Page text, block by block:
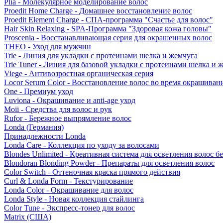
Plia - Молекулярное моделирование волос
Proedit Home Charge - Домашнее восстановление волос
Proedit Element Charge - СПА-программа "Счастье для волос"
Hair Skin Relaxing - SPA-Программа "Здоровая кожа головы"
Proscenia - Восстанавливающая серия для окрашенных волос
THEO - Уход для мужчин
Trie - Линия для укладки с протеинами шелка и жемчуга
Trie Tuner - Линия для базовой укладки с протеинами шелка и
Viege - Антивозростная органическая серия
Locor Serum Color - Восстановление волос во время
One - Премиум уход
Luviona - Окрашивание и anti-age уход
Moii - Средства для волос и рук
Rufor - Бережное выпрямление волос
Londa (Германия)
Принадлежности Londa
Londa Care - Коллекция по уходу за волосами
Blondes Unlimited - Креативная система для осветления волос
Blondoran Blonding Powder - Препараты для осветления волос
Color Switch - Оттеночная краска прямого действия
Curl & Londa Form - Текстурирование
Londa Color - Окрашивание для волос
Londa Style - Новая коллекция стайлинга
Color Tune - Экспресс-тонер для волос
Matrix (США)